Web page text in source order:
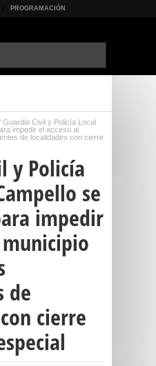
PROGRAMACIÓN
Guardia Civil y Policía Local
impedir el acceso al
de localidades con cierre
y Policía
se
impedir
de
cierre